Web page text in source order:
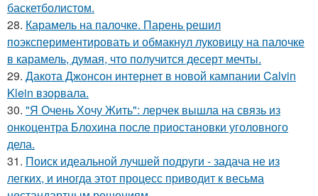
баскетболистом.
28. Карамель на палочке. Парень решил
поэкспериментировать и обмакнул луковицу на палочке
в карамель, думая, что получится десерт мечты.
29. Дакота Джонсон интернет в новой кампании Calvin
Klein взорвала.
30. "Я Очень Хочу Жить": лерчек вышла на связь из
онкоцентра Блохина после приостановки уголовного
дела.
31. Поиск идеальной лучшей подруги - задача не из
легких, и иногда этот процесс приводит к весьма